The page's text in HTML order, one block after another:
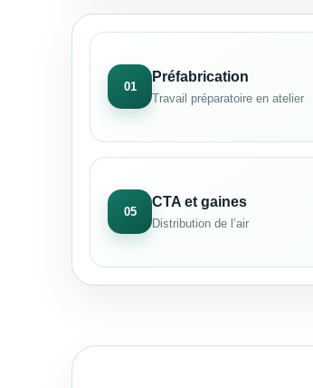
01
Préfabrication
Travail préparatoire en atelier
05
CTA et gaines
Distribution de l’air